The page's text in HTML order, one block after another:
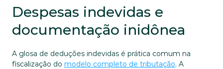
Despesas indevidas e
documentação inidônea
A glosa de deduções indevidas é prática comum na
fiscalização do modelo completo de tributação. A